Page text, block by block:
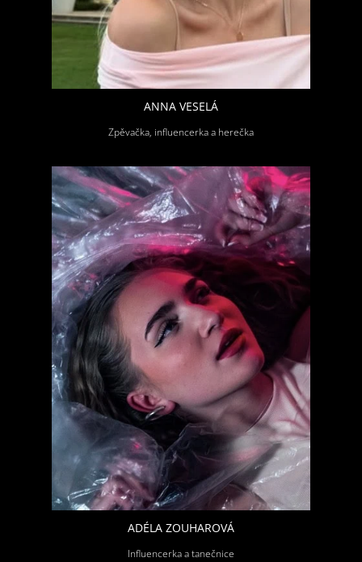
ANNA VESELÁ
Zpěvačka, influencerka a herečka
ADÉLA ZOUHAROVÁ
Influencerka a tanečnice